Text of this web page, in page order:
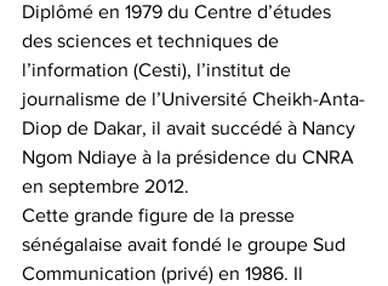
Diplômé en 1979 du Centre d’études
des sciences et techniques de
l’information (Cesti), l’institut de
journalisme de l’Université Cheikh-Anta-
Diop de Dakar, il avait succédé à Nancy
Ngom Ndiaye à la présidence du CNRA
en septembre 2012.
Cette grande figure de la presse
sénégalaise avait fondé le groupe Sud
Communication (privé) en 1986. Il